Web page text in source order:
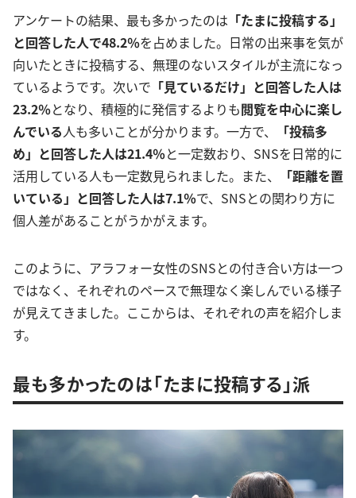
アンケートの結果、最も多かったのは 「たまに投稿する」
と回答した人で48.2％を占めました。日常の出来事を気が
向いたときに投稿する、無理のないスタイルが主流になっ
ているようです。次いで 「見ているだけ」と回答した人は
23.2％となり、積極的に発信するよりも閲覧を中心に楽し
んでいる人も多いことが分かります。一方で、
「投稿多
め」と回答した人は21.4％と一定数おり、SNSを日常的に
活用している人も一定数見られました。また、
「距離を置
いている」と回答した人は7.1％で、SNSとの関わり方に
個人差があることがうかがえます。
このように、アラフォー女性のSNSとの付き合い方は一つ
ではなく、それぞれのペースで無理なく楽しんでいる様子
が見えてきました。ここからは、それぞれの声を紹介しま
す。
最も多かったのは「たまに投稿する」派